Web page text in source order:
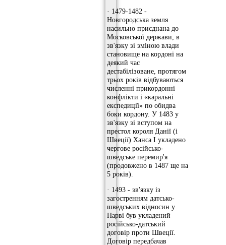
· 1479-1482 -
Новгородська земля
насильно приєднана до
Московської держави, в
зв'язку зі зміною влади
становище на кордоні на
деякий час
дестабілізоване, протягом
трьох років відбуваються
численні прикордонні
конфлікти і «каральні
експедиції» по обидва
боки кордону. У 1483 у
зв'язку зі вступом на
престол короля Данії (і
Швеції) Ханса I укладено
чергове російсько-
шведське перемир'я
(продовжено в 1487 ще на
5 років).
· 1493 - зв'язку із
загостренням датсько-
шведських відносин у
Нарві був укладений
російсько-датський
договір проти Швеції.
Договір передбачав